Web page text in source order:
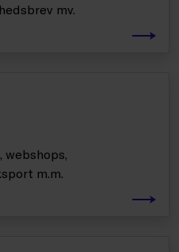
mv.
m.m.